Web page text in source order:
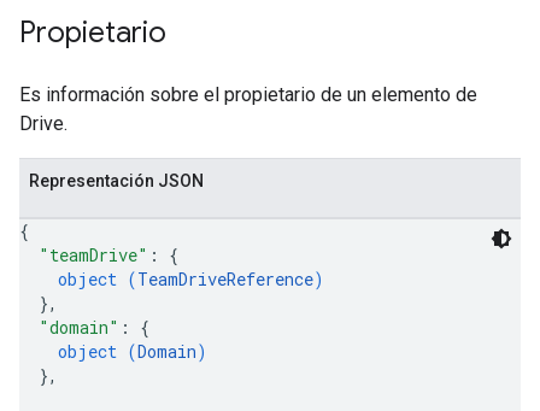
Propietario
Es información sobre el propietario de un elemento de
Drive.
Representación JSON
{
"teamDrive" : {
object (TeamDriveReference)
},
"domain" : {
object (Domain)
},